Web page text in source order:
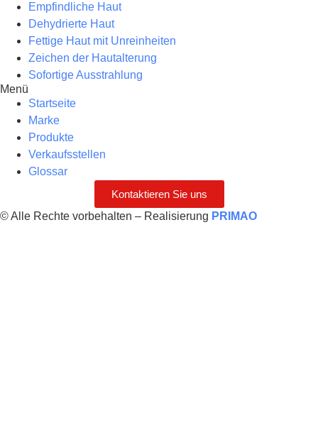
Empfindliche Haut
Dehydrierte Haut
Fettige Haut mit Unreinheiten
Zeichen der Hautalterung
Sofortige Ausstrahlung
Menü
Startseite
Marke
Produkte
Verkaufsstellen
Glossar
Kontaktieren Sie uns
© Alle Rechte vorbehalten – Realisierung PRIMAO